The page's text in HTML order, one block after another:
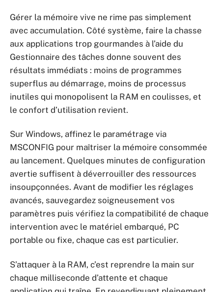
Gérer la mémoire vive ne rime pas simplement
avec accumulation. Côté système, faire la chasse
aux applications trop gourmandes à l’aide du
Gestionnaire des tâches donne souvent des
résultats immédiats : moins de programmes
superflus au démarrage, moins de processus
inutiles qui monopolisent la RAM en coulisses, et
le confort d’utilisation revient.
Sur Windows, affinez le paramétrage via
MSCONFIG pour maîtriser la mémoire consommée
au lancement. Quelques minutes de configuration
avertie suffisent à déverrouiller des ressources
insoupçonnées. Avant de modifier les réglages
avancés, sauvegardez soigneusement vos
paramètres puis vérifiez la compatibilité de chaque
intervention avec le matériel embarqué, PC
portable ou fixe, chaque cas est particulier.
S’attaquer à la RAM, c’est reprendre la main sur
chaque milliseconde d’attente et chaque